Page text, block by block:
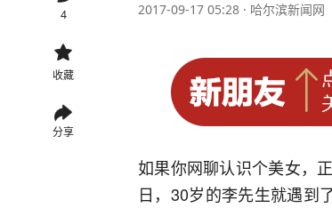
4
收藏
分享
2017-09-17 05:28 · 哈尔滨新闻网
如果你网聊认识个美女，
日，30岁的李先生就遇到